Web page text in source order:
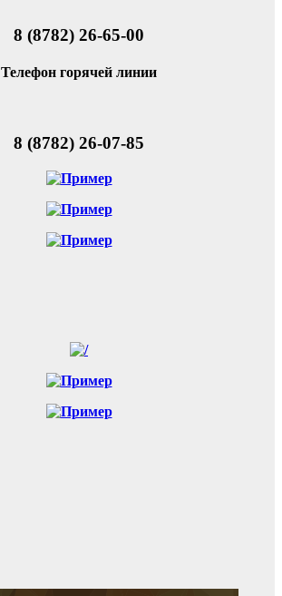
8 (8782) 26-65-00
Телефон горячей линии
8 (8782) 26-07-85